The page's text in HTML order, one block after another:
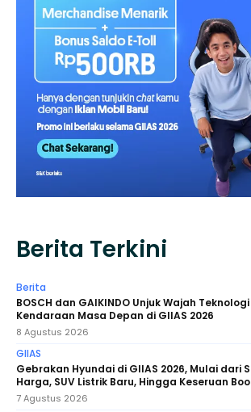
Berita Terkini
Berita
BOSCH dan GAIKINDO Unjuk Wajah
Kendaraan Masa Depan di GIIAS 2026
8 Agustus 2026
GIIAS
Gebrakan Hyundai di GIIAS 2026, Mulai dari
Harga, SUV Listrik Baru, Hingga Keseruan
7 Agustus 2026